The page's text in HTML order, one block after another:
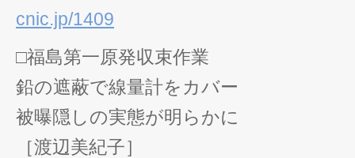
cnic.jp/1409
□福島第一原発収束作業
鉛の遮蔽で線量計をカバー
被曝隠しの実態が明らかに
［渡辺美紀子］